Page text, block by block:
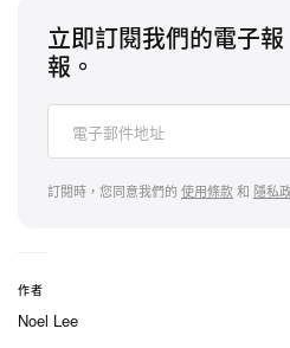
感。
此次雙方共推出 27 款商品
於 3 月 14 日上市，將 GU
味的方式詮釋，以
彩」圖案，及內外翻轉和剪
開發的新材質製作的寬鬆套
立即訂閱我們的電子
報。
訂閱時，您同意我們的 使用條款和 隱私
作者
Noel Lee